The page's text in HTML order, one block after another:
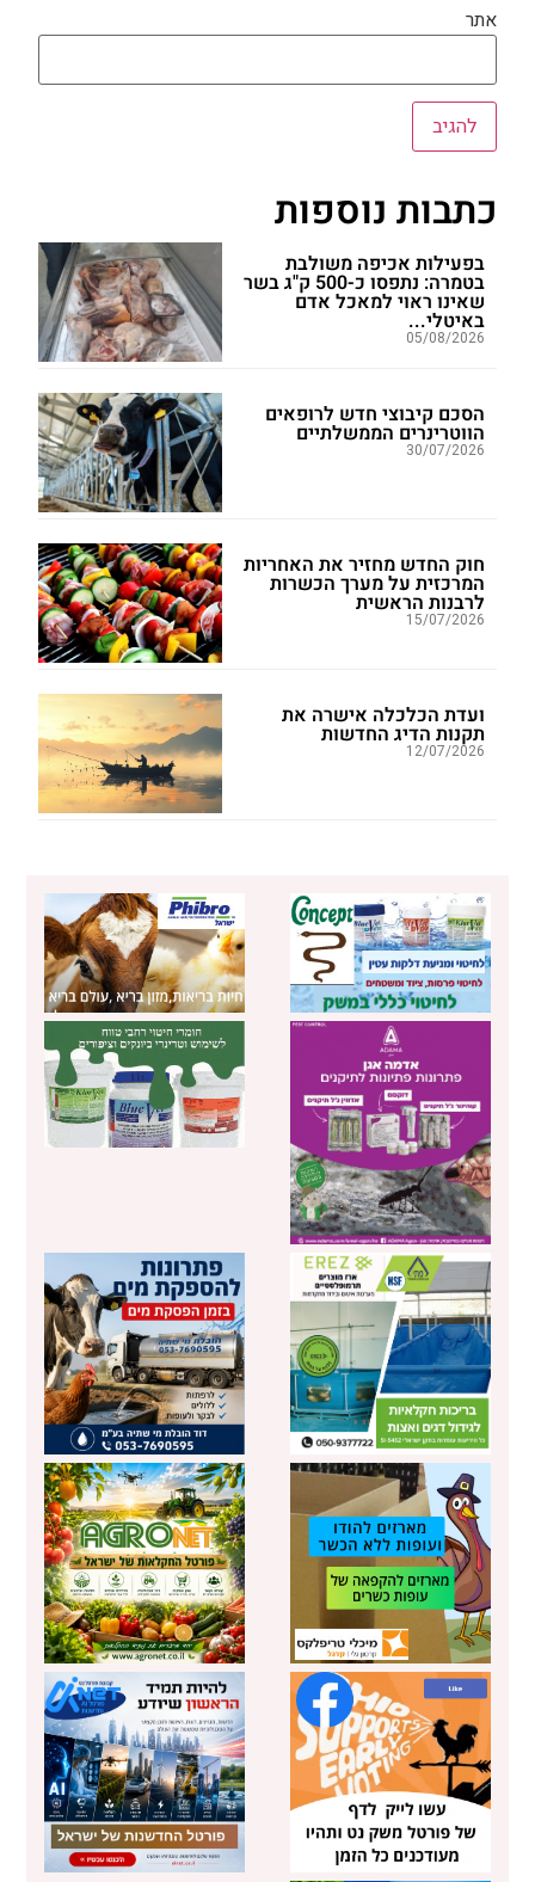
אתר
כתבות נוספות
בפעילות אכיפה משולבת
בטמרה: נתפסו כ-500 ק"ג בשר
שאינו ראוי למאכל אדם
באיטלי...
05/08/2026
הסכם קיבוצי חדש לרופאים
הווטרינרים הממשלתיים
30/07/2026
חוק החדש מחזיר את האחריות
המרכזית על מערך הכשרות
לרבנות הראשית
15/07/2026
ועדת הכלכלה אישרה את
תקנות הדיג החדשות
12/07/2026